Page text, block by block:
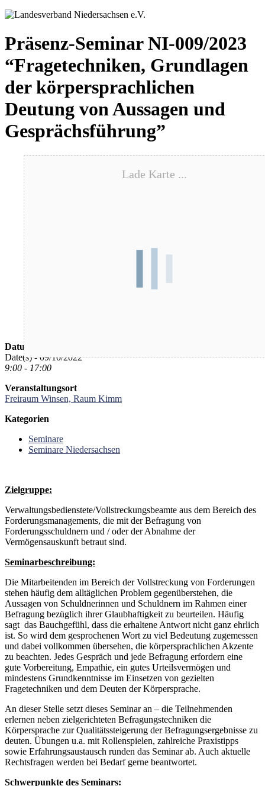
Präsenz-Seminar NI-009/2023
“Fragetechniken, Grundlagen
der körpersprachlichen
Deutung von Aussagen und
Gesprächsführung”
Lade Karte ...
Datum/Zeit
Date(s) - 09/10/2022
9:00 - 17:00
Veranstaltungsort
Freiraum Winsen, Raum Kimm
Kategorien
Seminare
Seminare Niedersachsen
Zielgruppe:
Verwaltungsbedienstete/Vollstreckungsbeamte aus dem Bereich des
Forderungsmanagements, die mit der Befragung von
Forderungsschuldnern und / oder der Abnahme der
Vermögensauskunft betraut sind.
Seminarbeschreibung:
Die Mitarbeitenden im Bereich der Vollstreckung von Forderungen
stehen häufig dem alltäglichen Problem gegenüberstehen, die
Aussagen von Schuldnerinnen und Schuldnern im Rahmen einer
Befragung bezüglich ihrer Glaubhaftigkeit zu beurteilen. Häufig
sagt das Bauchgefühl, dass die erhaltene Antwort nicht ganz ehrlich
ist. So wird dem gesprochenen Wort zu viel Bedeutung zugemessen
und dabei vollkommen übersehen, die körpersprachlichen Akzente
zu beachten. Jedes Gespräch und jede Befragung erfordern eine
gute Vorbereitung, Empathie, ein gutes Urteilsvermögen und
mindestens Grundkenntnisse im Einsetzen von gezielten
Fragetechniken und dem Deuten der Körpersprache.
An dieser Stelle setzt dieses Seminar an – die Teilnehmenden
erlernen neben zielgerichteten Befragungstechniken die
Körpersprache zur Qualitätssteigerung der Befragungsergebnisse zu
deuten. Übungen u.a. mit Rollenspielen, zahlreiche Praxistipps
sowie Erfahrungsaustausch runden das Seminar ab. Auch aktuelle
Rechtsfragen werden bei Bedarf gerne beantwortet.
Schwerpunkte des Seminars: